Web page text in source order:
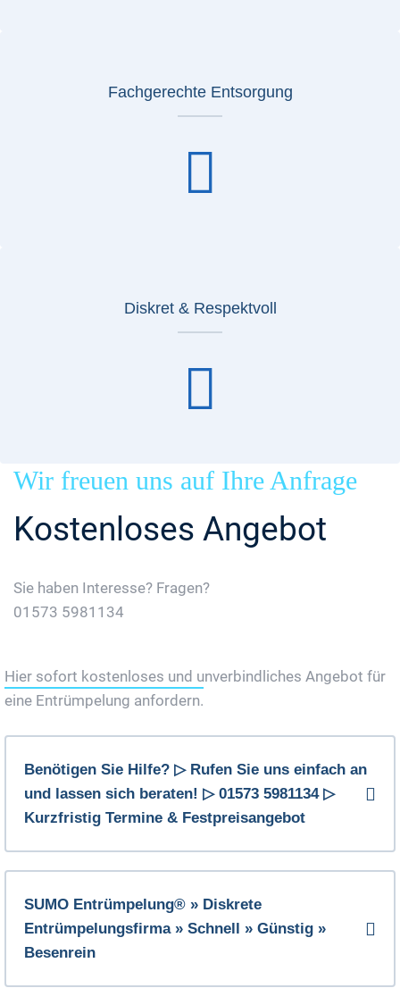
Fachgerechte Entsorgung
Diskret & Respektvoll
Wir freuen uns auf Ihre Anfrage
Kostenloses Angebot
Sie haben Interesse? Fragen?
01573 5981134
Hier sofort kostenloses und unverbindliches Angebot für
eine Entrümpelung anfordern.
Benötigen Sie Hilfe? ▷ Rufen Sie uns einfach an
und lassen sich beraten! ▷ 01573 5981134 ▷
Kurzfristig Termine & Festpreisangebot
SUMO Entrümpelung® » Diskrete
Entrümpelungsfirma » Schnell » Günstig »
Besenrein